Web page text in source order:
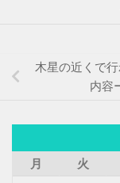
木星の近くで
内容
月
火